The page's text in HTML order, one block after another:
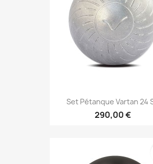
Set Pétanque Vartan 24
290,00 €